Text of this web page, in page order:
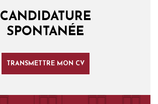
CANDIDATURE
SPONTANÉE
TRANSMETTRE MON CV